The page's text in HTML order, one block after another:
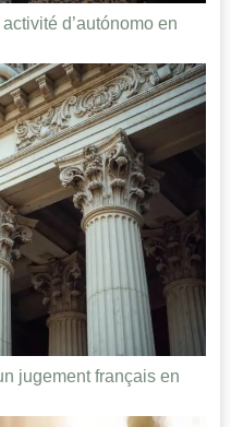
d’autónomo en
jugement français en